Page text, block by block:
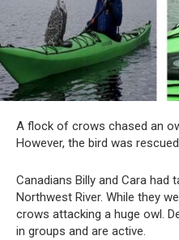
A flock of crows chased an
However, the bird was
Canadians Billy and Cara had
Northwest River. While they
crows attacking a huge owl.
in groups and are active.